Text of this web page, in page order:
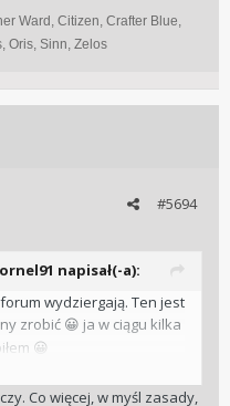
Ward, Citizen, Crafter Blue,
Oris, Sinn, Zelos
#5694
napisał(-a):
wydziergają. Ten jest
zrobić 😀 ja w ciągu kilka
😀
Co więcej, w myśl zasady,